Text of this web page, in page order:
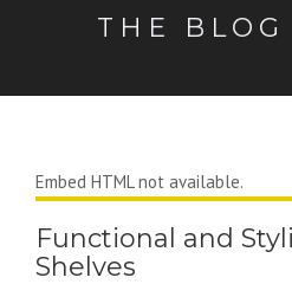
THE BLOG
Embed HTML not available.
Functional and
Shelves